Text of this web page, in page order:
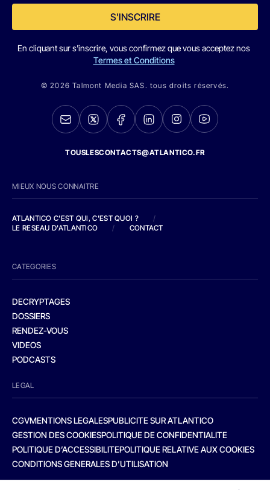
S'INSCRIRE
En cliquant sur s'inscrire, vous confirmez que vous acceptez nos
Termes et Conditions
© 2026 Talmont Media SAS. tous droits réservés.
TOUSLESCONTACTS@ATLANTICO.FR
MIEUX NOUS CONNAITRE
ATLANTICO C'EST QUI, C'EST QUOI ?
/
LE RESEAU D'ATLANTICO
/ CONTACT
CATEGORIES
DECRYPTAGES
DOSSIERS
RENDEZ-VOUS
VIDEOS
PODCASTS
LEGAL
CGVMENTIONS LEGALESPUBLICITE SUR ATLANTICO
GESTION DES COOKIESPOLITIQUE DE CONFIDENTIALITE
POLITIQUE D’ACCESSIBILITEPOLITIQUE RELATIVE AUX COOKIES
CONDITIONS GENERALES D’UTILISATION